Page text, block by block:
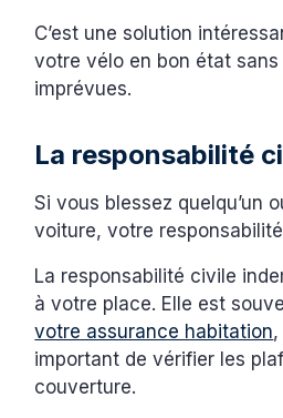
C’est une solution
votre vélo en bon état sans
imprévues.
La responsabilité
Si vous blessez quelqu’un
voiture, votre
La responsabilité civile
à votre place. Elle est
votre assurance habitation
important de vérifier les
couverture.